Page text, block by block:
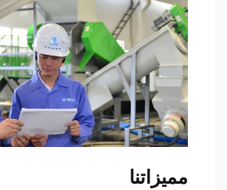
مميزاتنا